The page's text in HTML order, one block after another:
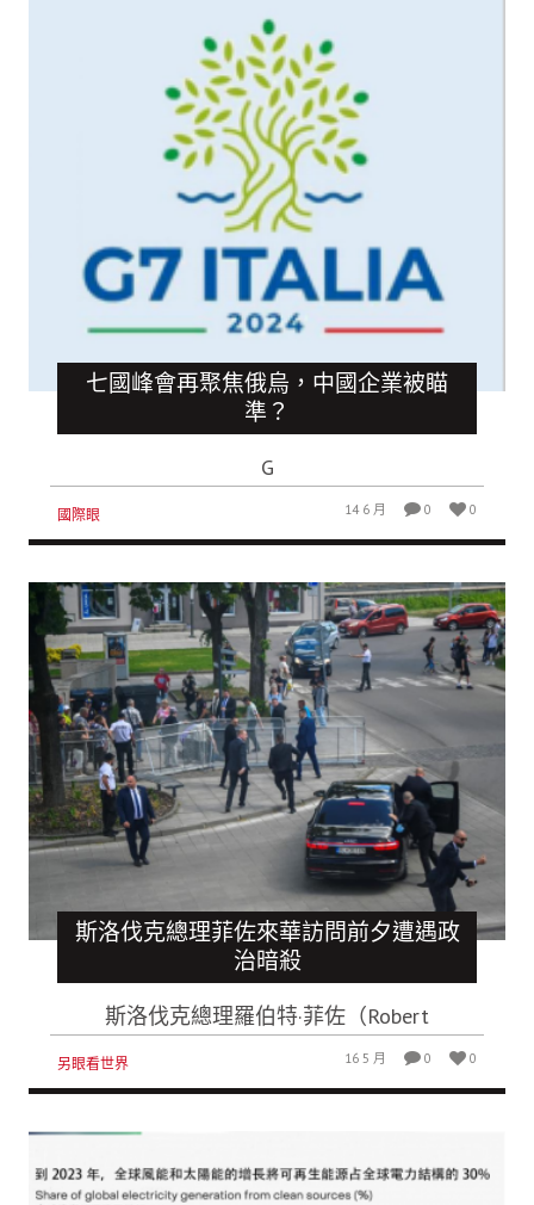
七國峰會再聚焦俄烏，中國企業被瞄
準？
G
國際眼 14 6 月 0 0
斯洛伐克總理菲佐來華訪問前夕遭遇政
治暗殺
斯洛伐克總理羅伯特·菲佐（Robert
另眼看世界 16 5 月 0 0